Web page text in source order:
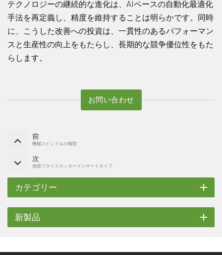
テクノロジーの継続的な進化は、AIベースの自動化最適化
手法を再定義し、精度を維持することは明らかです。同時
に、こうした改善への投資は、一貫性のあるパフォーマン
スと生産性の向上をもたらし、長期的な競争優位性をもた
らします。
お問い合わせ
前
機械スピンドルの種類
次
側面フライスカッターインサートタイプ
カテゴリー
新製品